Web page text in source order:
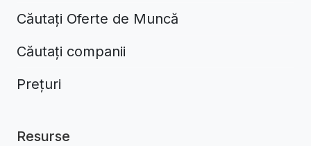
Căutați Oferte de Muncă
Căutați companii
Prețuri
Resurse